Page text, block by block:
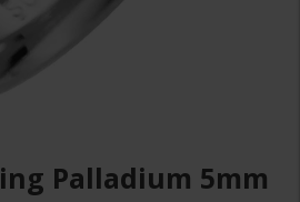
Palladium 5mm